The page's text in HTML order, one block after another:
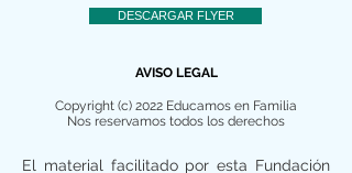
DESCARGAR FLYER
AVISO LEGAL
Copyright (c) 2022 Educamos en Familia
Nos reservamos todos los derechos
El material facilitado por esta Fundación